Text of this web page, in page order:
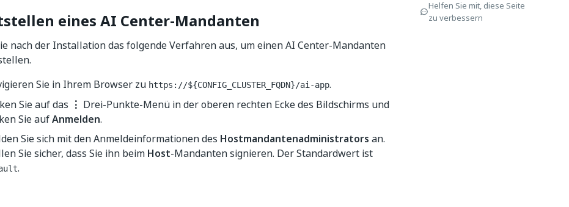
eines AI Center-Mandanten
nach der Installation das folgende Verfahren aus, um einen AI Center-Mandanten
Sie in Ihrem Browser zu https://${CONFIG_CLUSTER_FQDN}/ai-app.
Sie auf das ⋮ Drei-Punkte-Menü in der oberen rechten Ecke des Bildschirms und
Sie aufAnmelden.
Sie sich mit den Anmeldeinformationen des Hostmandantenadministrators an.
Sie sicher, dass Sie ihn beim Host-Mandanten signieren. Der Standardwert ist
.
Helfen Sie mit, diese Seite
zu verbessern